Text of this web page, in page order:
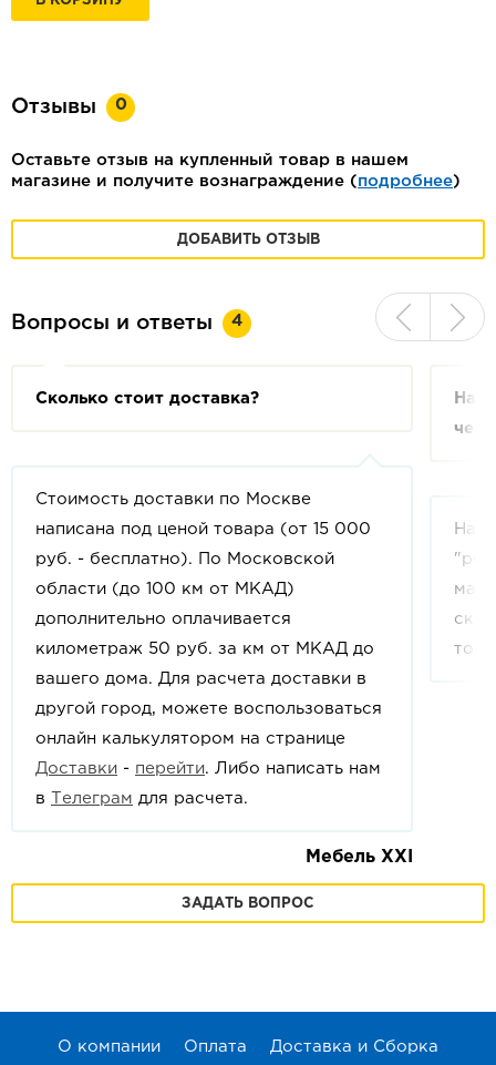
Отзывы 0
Оставьте отзыв на купленный товар в нашем
магазине и получите вознаграждение (подробнее)
ДОБАВИТЬ ОТЗЫВ
Вопросы и ответы 4
Сколько стоит доставка?
Стоимость доставки по Москве
написана под ценой товара (от 15 000
руб. - бесплатно). По Московской
области (до 100 км от МКАД)
дополнительно оплачивается
километраж 50 руб. за км от МКАД до
вашего дома. Для расчета доставки в
другой город, можете воспользоваться
онлайн калькулятором на странице
Доставки - перейти. Либо написать нам
в Телеграм для расчета.
Мебель XXI
На
чем
На
ЗАДАТЬ ВОПРОС
О компании Оплата
Доставка и Сборка